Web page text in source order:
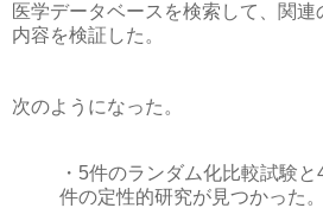
医学データベースを検索して、関連
内容を検証した。
次のようになった。
・5件のランダム化比較試験
件の定性的研究が見つかった。